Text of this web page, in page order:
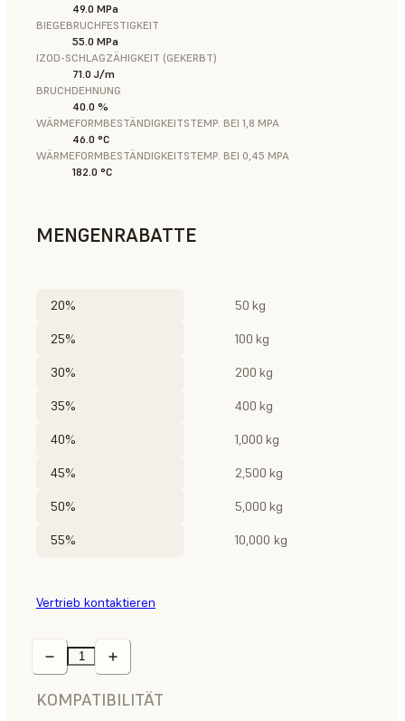
49.0 MPa
BIEGEBRUCHFESTIGKEIT
55.0 MPa
IZOD-SCHLAGZÄHIGKEIT (GEKERBT)
71.0 J/m
BRUCHDEHNUNG
40.0 %
WÄRMEFORMBESTÄNDIGKEITSTEMP. BEI 1,8 MPA
46.0 °C
WÄRMEFORMBESTÄNDIGKEITSTEMP. BEI 0,45 MPA
182.0 °C
MENGENRABATTE
20% 50 kg
25% 100 kg
30% 200 kg
35% 400 kg
40% 1,000 kg
45% 2,500 kg
50% 5,000 kg
55% 10,000 kg
Vertrieb kontaktieren
KOMPATIBILITÄT